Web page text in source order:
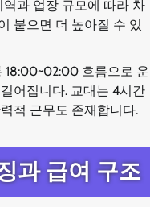
과 업장 규모에 따라 차
붙으면 더 높아질 수 있
18:00~02:00 흐름으로 운
어집니다. 교대는 4시간
적 근무도 존재합니다.
과 급여 구조